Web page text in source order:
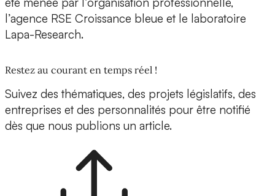
l’agence RSE Croissance bleue et le laboratoire
Lapa-Research.
Restez au courant en temps réel !
Suivez des thématiques, des projets législatifs, des
entreprises et des personnalités pour être notifié
dès que nous publions un article.